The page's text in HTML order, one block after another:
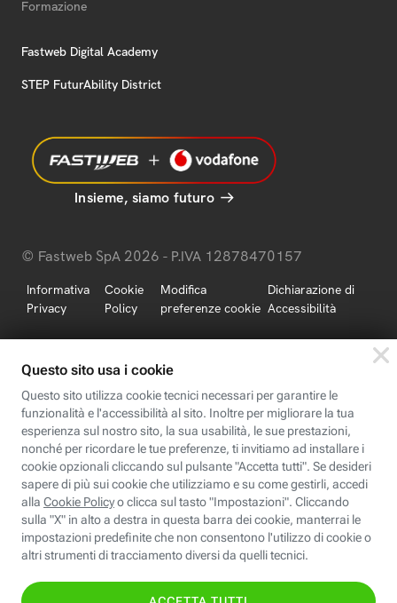
Formazione
Fastweb Digital Academy
STEP FuturAbility District
Insieme, siamo futuro
© Fastweb SpA 2026 - P.IVA 12878470157
Informativa
Privacy
Cookie
Policy
Modifica
preferenze cookie
Dichiarazione di
Accessibilità